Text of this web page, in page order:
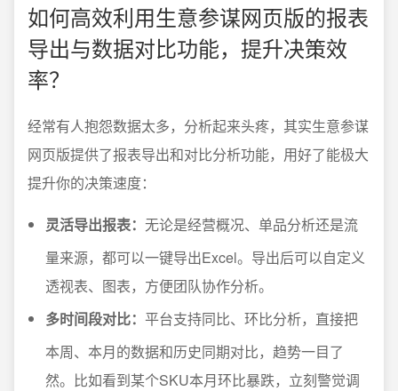
如何高效利用生意参谋网页版的报表
导出与数据对比功能，提升决策效
率？
经常有人抱怨数据太多，分析起来头疼，其实生意参谋
网页版提供了报表导出和对比分析功能，用好了能极大
提升你的决策速度：
灵活导出报表： 无论是经营概况、单品分析还是流
量来源，都可以一键导出Excel。导出后可以自定义
透视表、图表，方便团队协作分析。
多时间段对比： 平台支持同比、环比分析，直接把
本周、本月的数据和历史同期对比，趋势一目了
然。比如看到某个SKU本月环比暴跌，立刻警觉调